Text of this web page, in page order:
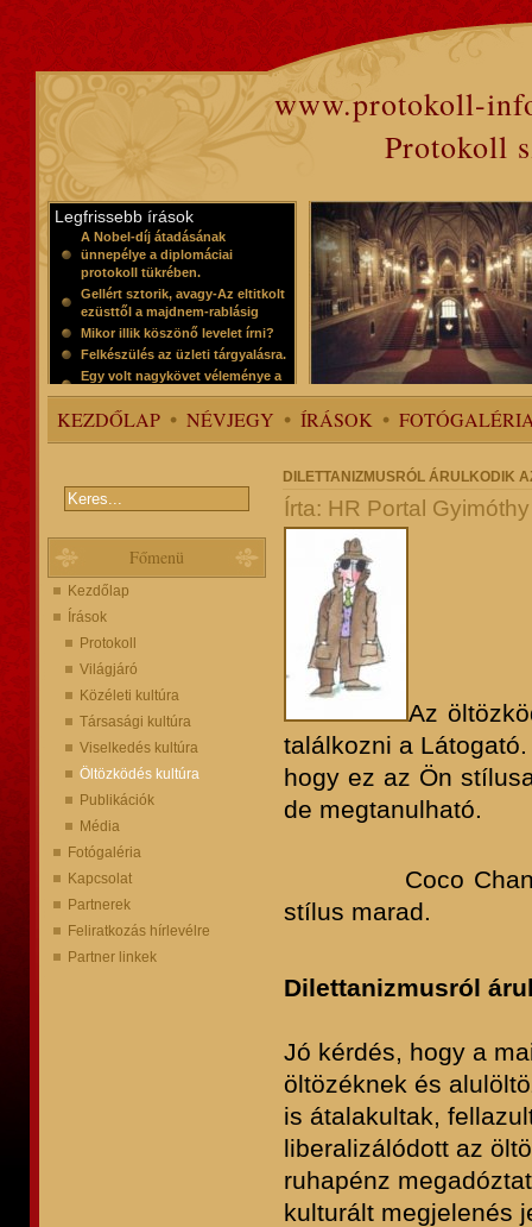
www.protokoll-
Protokoll
Legfrissebb írások
A Nobel-díj átadásának
ünnepélye a diplomáciai
protokoll tükrében.
Gellért sztorik, avagy-Az eltitkolt
ezüsttől a majdnem-rablásig
Mikor illik köszönő levelet írni?
Felkészülés az üzleti tárgyalásra.
Egy volt nagykövet véleménye a
protokollról
KEZDŐLAP NÉVJEGY ÍRÁSOK
Főmenü
Kezdőlap
Írások
Protokoll
Világjáró
Közéleti kultúra
Társasági kultúra
Viselkedés kultúra
Öltözködés kultúra
Publikációk
Média
Fotógaléria
Kapcsolat
Partnerek
Feliratkozás hírlevélre
Partner linkek
DILETTANIZMUSRÓL ÁRULKODIK
Írta: HR Portal
Az
találkozni a
hogy ez az Ön
de megtanulható.
Coco Chanel
stílus marad.
Dilettanizmusról
Jó kérdés, hogy a
öltözéknek és
is átalakultak,
liberalizálódott az
ruhapénz
kulturált megjelenés